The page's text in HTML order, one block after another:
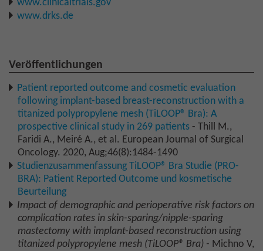
www.clinicaltrials.gov
www.drks.de
Veröffentlichungen
Patient reported outcome and cosmetic evaluation
following implant-based breast-reconstruction with a
titanized polypropylene mesh (TiLOOP® Bra): A
prospective clinical study in 269 patients - Thill M.,
Faridi A., Meiré A., et al. European Journal of Surgical
Oncology. 2020, Aug;46(8):1484-1490
Studienzusammenfassung TiLOOP® Bra Studie (PRO-
BRA): Patient Reported Outcome und kosmetische
Beurteilung
Impact of demographic and perioperative risk factors on
complication rates in skin-sparing/nipple-sparing
mastectomy with implant-based reconstruction using
titanized polypropylene mesh (TiLOOP® Bra) - Michno V,